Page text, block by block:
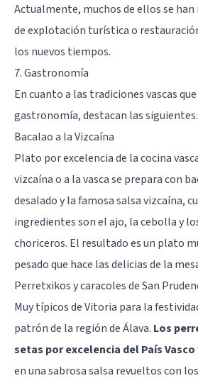
Actualmente, muchos de ellos se
de explotación turística o
los nuevos tiempos.
7. Gastronomía
En cuanto a las tradiciones vascas
gastronomía, destacan las siguientes.
Bacalao a la Vizcaína
Plato por excelencia de la cocina
vizcaína o a la vasca se prepara con
desalado y la famosa salsa vizcaína,
ingredientes son el ajo, la cebolla y
choriceros. El resultado es un plato
pesado que hace las delicias de la
Perretxikos y caracoles de San
Muy típicos de Vitoria para la
patrón de la región de Álava. Los
setas por excelencia del País Vasco
en una sabrosa salsa revueltos con